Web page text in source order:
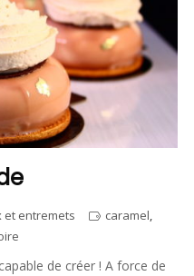
et entremets caramel,
de créer ! A force de